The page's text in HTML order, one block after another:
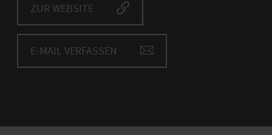
ZUR WEBSITE
E-MAIL VERFASSEN